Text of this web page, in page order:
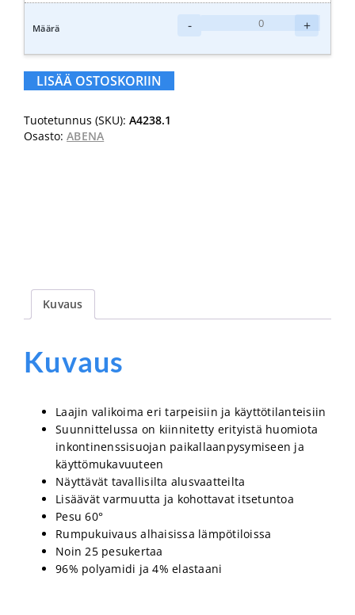
-
Fix
+
LISÄÄ OSTOSKORIIN
Tuotetunnus (SKU): A4238.1
Osasto: ABENA
Kuvaus
Kuvaus
Laajin valikoima eri tarpeisiin ja käyttötilanteisiin
Suunnittelussa on kiinnitetty erityistä huomiota
inkontinenssisuojan paikallaanpysymiseen ja
käyttömukavuuteen
Näyttävät tavallisilta alusvaatteilta
Lisäävät varmuutta ja kohottavat itsetuntoa
Pesu 60°
Rumpukuivaus alhaisissa lämpötiloissa
Noin 25 pesukertaa
96% polyamidi ja 4% elastaani